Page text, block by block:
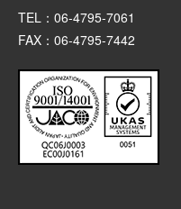
TEL：06-4795-7061
FAX：06-4795-7442